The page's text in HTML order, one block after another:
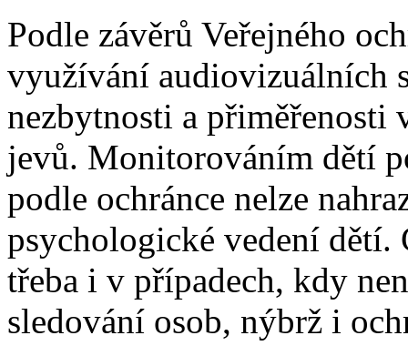
Podle závěrů Veřejného
využívání audiovizuálních
nezbytnosti a přiměřenosti
jevů. Monitorováním dětí
podle ochránce nelze
psychologické vedení dětí.
třeba i v případech, kdy
sledování osob, nýbrž i